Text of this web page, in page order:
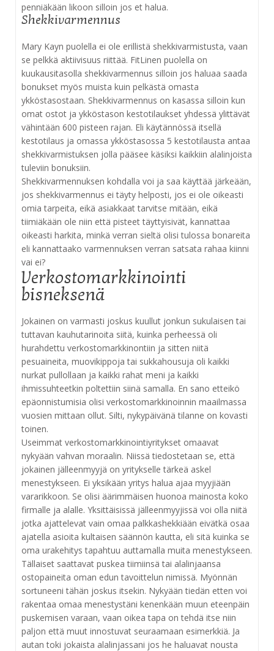
penniäkään likoon silloin jos et halua.
Shekkivarmennus
Mary Kayn puolella ei ole erillistä shekkivarmistusta, vaan
se pelkkä aktiivisuus riittää. FitLinen puolella on
kuukausitasolla shekkivarmennus silloin jos haluaa saada
bonukset myös muista kuin pelkästä omasta
ykköstasostaan. Shekkivarmennus on kasassa silloin kun
omat ostot ja ykköstason kestotilaukset yhdessä ylittävät
vähintään 600 pisteen rajan. Eli käytännössä itsellä
kestotilaus ja omassa ykköstasossa 5 kestotilausta antaa
shekkivarmistuksen jolla pääsee käsiksi kaikkiin alalinjoista
tuleviin bonuksiin.
Shekkivarmennuksen kohdalla voi ja saa käyttää järkeään,
jos shekkivarmennus ei täyty helposti, jos ei ole oikeasti
omia tarpeita, eikä asiakkaat tarvitse mitään, eikä
tiimiäkään ole niin että pisteet täyttyisivät, kannattaa
oikeasti harkita, minkä verran sieltä olisi tulossa bonareita
eli kannattaako varmennuksen verran satsata rahaa kiinni
vai ei?
Verkostomarkkinointi
bisneksenä
Jokainen on varmasti joskus kuullut jonkun sukulaisen tai
tuttavan kauhutarinoita siitä, kuinka perheessä oli
hurahdettu verkostomarkkinontiin ja sitten niitä
pesuaineita, muovikippoja tai sukkahousuja oli kaikki
nurkat pullollaan ja kaikki rahat meni ja kaikki
ihmissuhteetkin poltettiin siinä samalla. En sano etteikö
epäonnistumisia olisi verkostomarkkinoinnin maailmassa
vuosien mittaan ollut. Silti, nykypäivänä tilanne on kovasti
toinen.
Useimmat verkostomarkkinointiyritykset omaavat
nykyään vahvan moraalin. Niissä tiedostetaan se, että
jokainen jälleenmyyjä on yritykselle tärkeä askel
menestykseen. Ei yksikään yritys halua ajaa myyjiään
vararikkoon. Se olisi äärimmäisen huonoa mainosta koko
firmalle ja alalle. Yksittäisissä jälleenmyyjissä voi olla niitä
jotka ajattelevat vain omaa palkkashekkiään eivätkä osaa
ajatella asioita kultaisen säännön kautta, eli sitä kuinka se
oma urakehitys tapahtuu auttamalla muita menestykseen.
Tällaiset saattavat puskea tiimiinsä tai alalinjaansa
ostopaineita oman edun tavoittelun nimissä. Myönnän
sortuneeni tähän joskus itsekin. Nykyään tiedän etten voi
rakentaa omaa menestystäni kenenkään muun eteenpäin
puskemisen varaan, vaan oikea tapa on tehdä itse niin
paljon että muut innostuvat seuraamaan esimerkkiä. Ja
autan toki jokaista alalinjassani jos he haluavat nousta